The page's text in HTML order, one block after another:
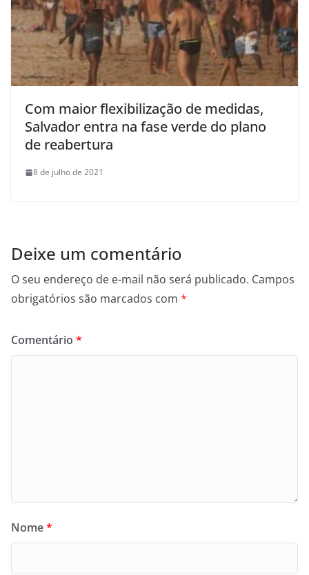
Com maior flexibilização de medidas,
Salvador entra na fase verde do plano
de reabertura
8 de julho de 2021
Deixe um comentário
O seu endereço de e-mail não será publicado. Campos
obrigatórios são marcados com *
Comentário *
Nome*